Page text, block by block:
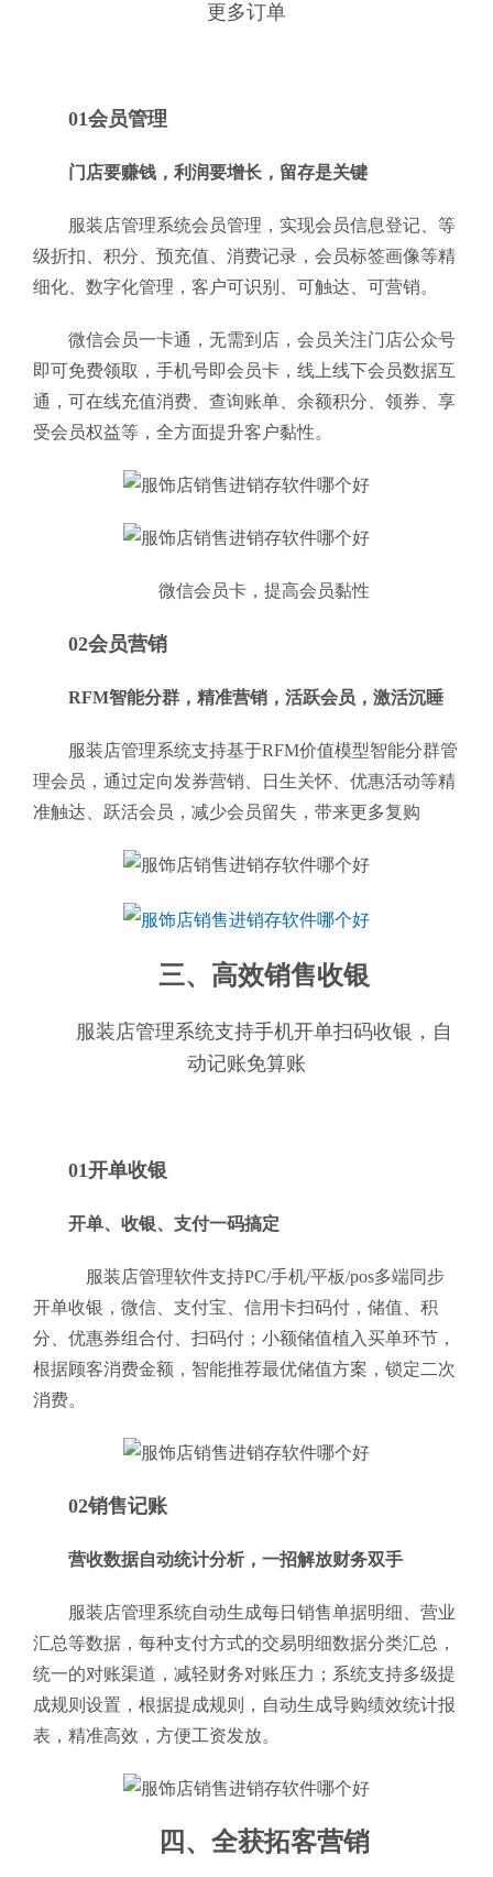
更多订单
01会员管理
门店要赚钱，利润要增长，留存是关键
服装店管理系统会员管理，实现会员信息登记、等
级折扣、积分、预充值、消费记录，会员标签画像等精
细化、数字化管理，客户可识别、可触达、可营销。
微信会员一卡通，无需到店，会员关注门店公众号
即可免费领取，手机号即会员卡，线上线下会员数据互
通，可在线充值消费、查询账单、余额积分、领券、享
受会员权益等，全方面提升客户黏性。
微信会员卡，提高会员黏性
02会员营销
RFM智能分群，精准营销，活跃会员，激活沉睡
服装店管理系统支持基于RFM价值模型智能分群管
理会员，通过定向发券营销、日生关怀、优惠活动等精
准触达、跃活会员，减少会员留失，带来更多复购
三、高效销售收银
服装店管理系统支持手机开单扫码收银，自
动记账免算账
01开单收银
开单、收银、支付一码搞定
服装店管理软件支持PC/手机/平板/pos多端同步
开单收银，微信、支付宝、信用卡扫码付，储值、积
分、优惠券组合付、扫码付；小额储值植入买单环节，
根据顾客消费金额，智能推荐最优储值方案，锁定二次
消费。
02销售记账
营收数据自动统计分析，一招解放财务双手
服装店管理系统自动生成每日销售单据明细、营业
汇总等数据，每种支付方式的交易明细数据分类汇总，
统一的对账渠道，减轻财务对账压力；系统支持多级提
成规则设置，根据提成规则，自动生成导购绩效统计报
表，精准高效，方便工资发放。
四、全获拓客营销